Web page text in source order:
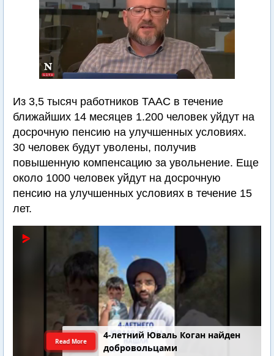
Из 3,5 тысяч работников ТААС в течение
ближайших 14 месяцев 1.200 человек уйдут на
досрочную пенсию на улучшенных условиях.
30 человек будут уволены, получив
повышенную компенсацию за увольнение. Еще
около 1000 человек уйдут на досрочную
пенсию на улучшенных условиях в течение 15
лет.
4-летний Юваль Коган найден
добровольцами
Read More